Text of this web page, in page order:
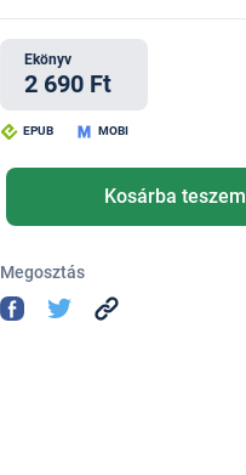
Ekönyv
2 690 Ft
EPUB MOBI
Kosárba teszem
Megosztás